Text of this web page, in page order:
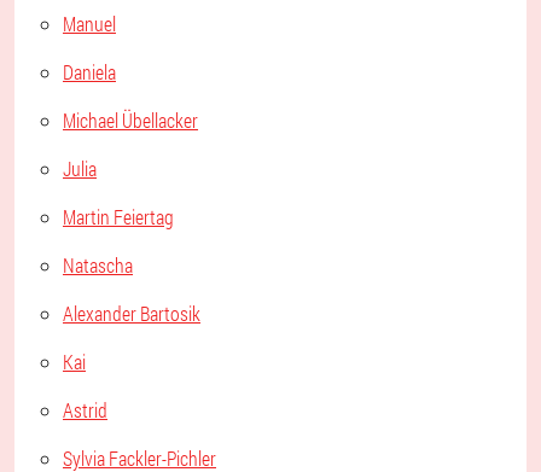
Manuel
Daniela
Michael Übellacker
Julia
Martin Feiertag
Natascha
Alexander Bartosik
Kai
Astrid
Sylvia Fackler-Pichler